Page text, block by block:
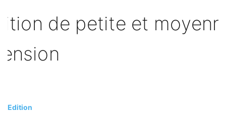
Edition